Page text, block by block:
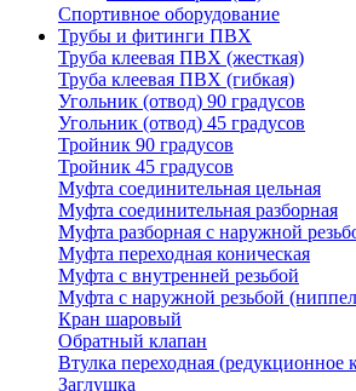
Спортивное оборудование
Трубы и фитинги ПВХ
Труба клеевая ПВХ (жесткая)
Труба клеевая ПВХ (гибкая)
Угольник (отвод) 90 градусов
Угольник (отвод) 45 градусов
Тройник 90 градусов
Тройник 45 градусов
Муфта соединительная цельная
Муфта соединительная разборная
Муфта разборная с наружной
Муфта переходная коническая
Муфта с внутренней резьбой
Муфта с наружной резьбой
Кран шаровый
Обратный клапан
Втулка переходная (редукционное
Заглушка